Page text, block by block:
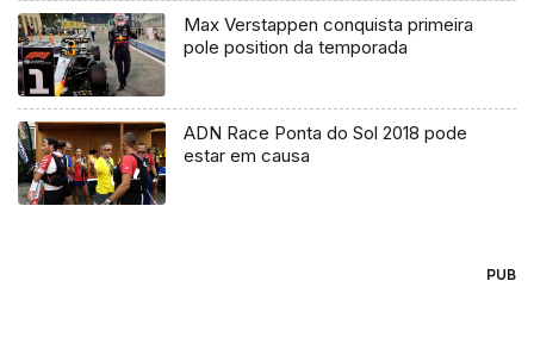
Max Verstappen conquista primeira
pole position da temporada
ADN Race Ponta do Sol 2018 pode
estar em causa
PUB